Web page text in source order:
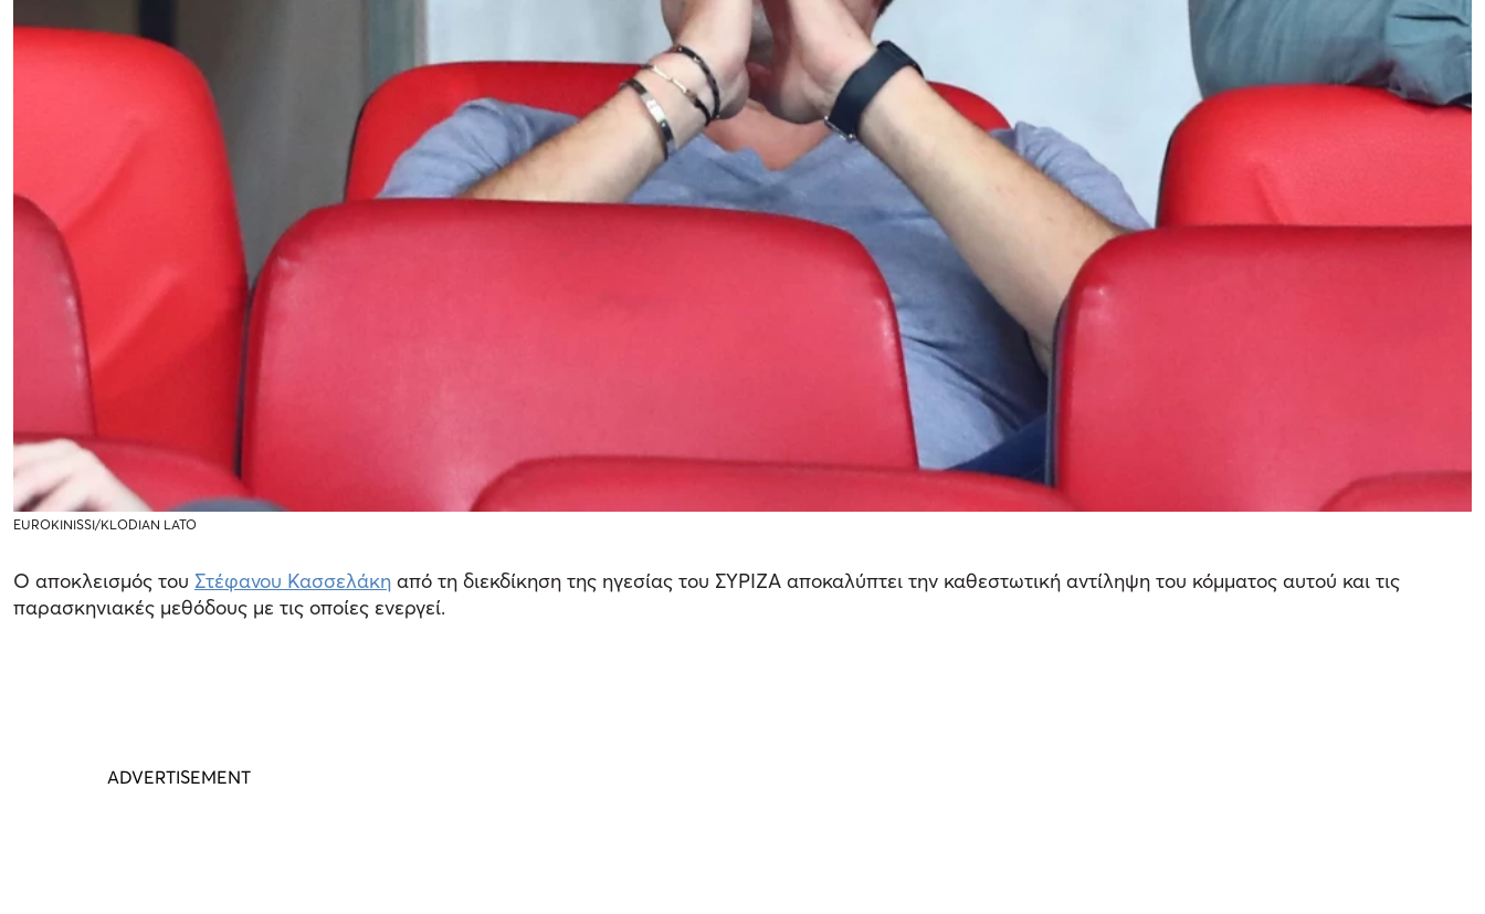
EUROKINISSI/KLODIAN LATO
Ο αποκλεισμός του Στέφανου Κασσελάκη από τη διεκδίκηση της ηγεσίας του ΣΥΡΙΖΑ αποκαλύπτει την καθεστωτική αντίληψη του κόμματος αυτού και τις
παρασκηνιακές μεθόδους με τις οποίες ενεργεί.